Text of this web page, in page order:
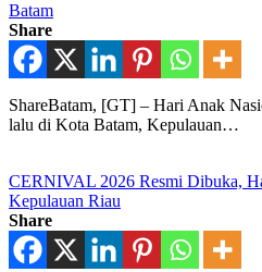
Batam
Share
ShareBatam, [GT] – Hari Anak
lalu di Kota Batam, Kepulauan…
CERNIVAL 2026 Resmi Dibuka,
Kepulauan Riau
Share